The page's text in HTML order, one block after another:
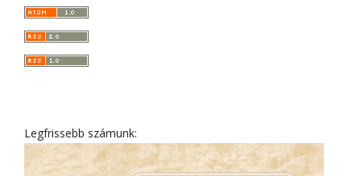
Legfrissebb számunk: